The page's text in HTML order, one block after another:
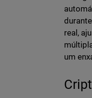
real,
um